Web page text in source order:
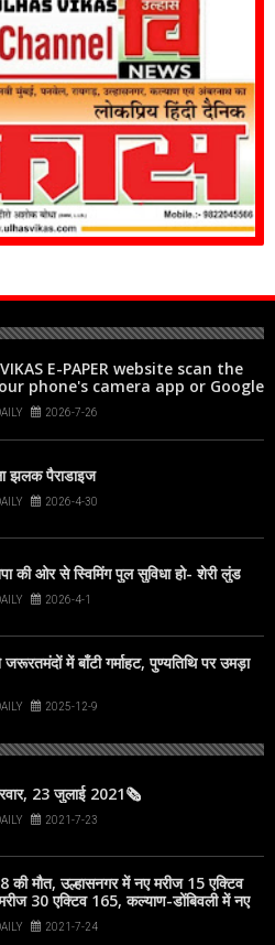
E-PAPER website scan the
phone's camera app or Google
code, and tap the web link
on your screen
2026-7-26
झलक पैराडाइज
2026-4-30
की ओर से स्विमिंग पुल सुविधा हो- शेरी लुंड
2026-4-1
में बाँटी गर्माहट, पुण्यतिथि पर उमड़ा
2025-12-9
23 जुलाई 2021🗞
2021-7-23
की मौत, उल्हासनगर में नए मरीज 15 एक्टिव
30 एक्टिव 165, कल्याण-डोंबिवली में नए
2021-7-24